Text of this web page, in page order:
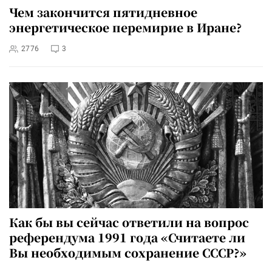
Чем закончится пятидневное
энергетическое перемирие в Иране?
2776 3
Как бы вы сейчас ответили на вопрос
референдума 1991 года «Считаете ли
Вы необходимым сохранение СССР?»